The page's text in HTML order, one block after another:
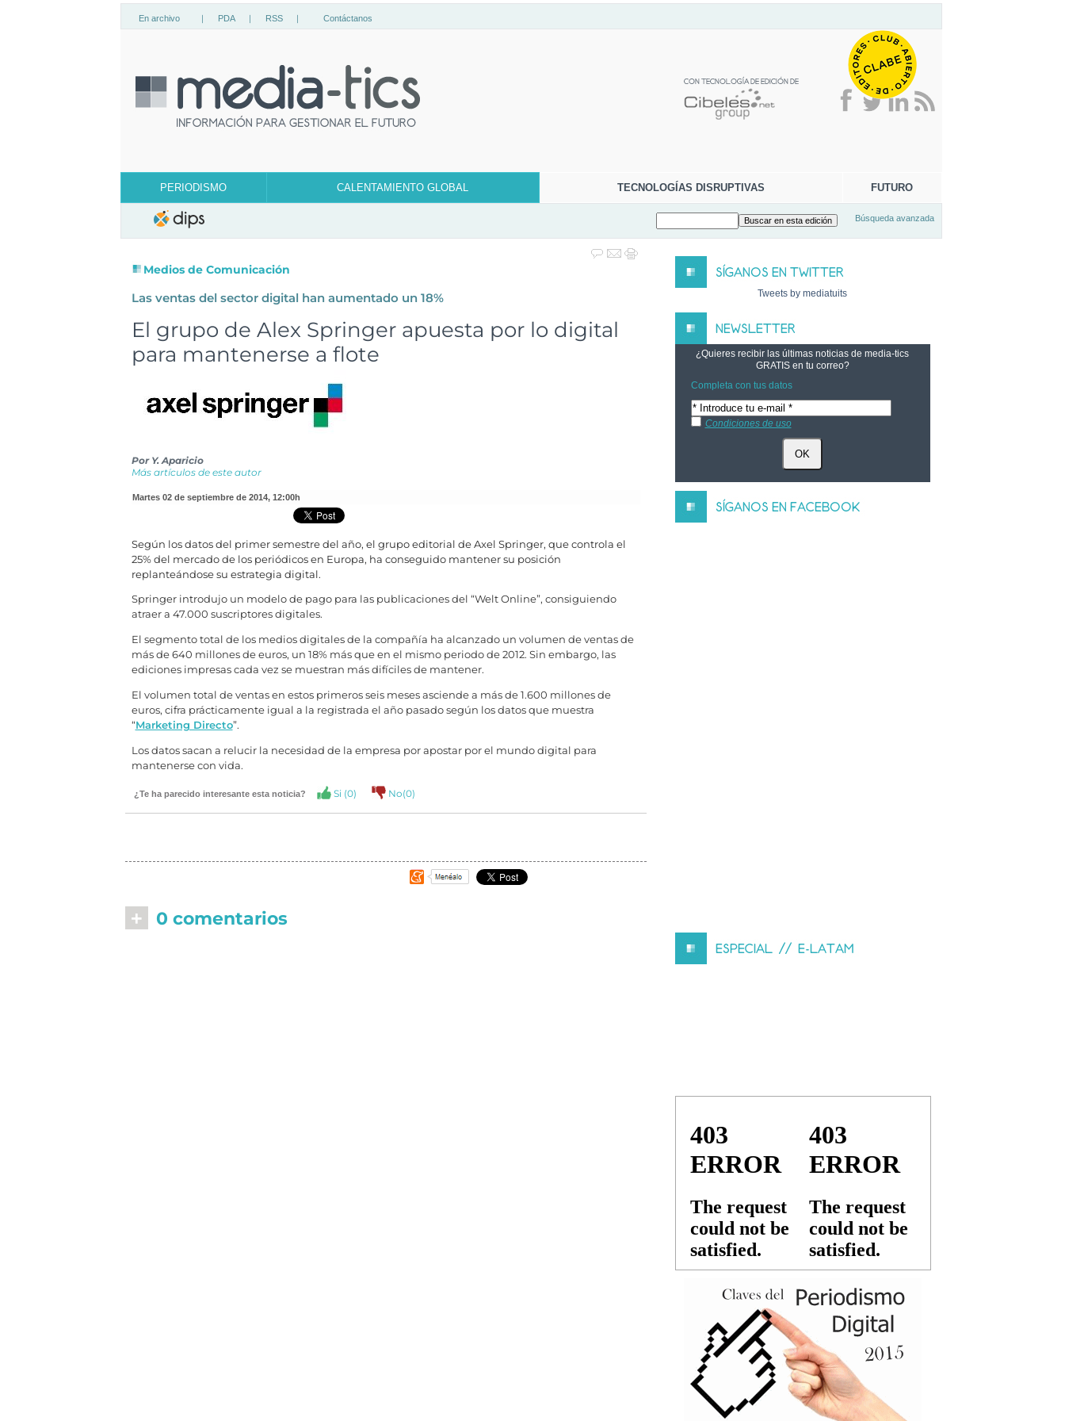
En archivo | PDA | RSS | Contáctanos
PERIODISMO CALENTAMIENTO GLOBAL TECNOLOGÍAS DISRUPTIVAS FUTURO
Búsqueda avanzada
Medios de Comunicación
Las ventas del sector digital han aumentado un 18%
El grupo de Alex Springer apuesta por lo digital
para mantenerse a flote
Por Y. Aparicio
Más artículos de este autor
martes 02 de septiembre de 2014, 12:00h
Según los datos del primer semestre del año, el grupo editorial de Axel Springer, que controla el
25% del mercado de los periódicos en Europa, ha conseguido mantener su posición
replanteándose su estrategia digital.
Springer introdujo un modelo de pago para las publicaciones del “Welt Online”, consiguiendo
atraer a 47.000 suscriptores digitales.
El segmento total de los medios digitales de la compañía ha alcanzado un volumen de ventas de
más de 640 millones de euros, un 18% más que en el mismo periodo de 2012. Sin embargo, las
ediciones impresas cada vez se muestran más difíciles de mantener.
El volumen total de ventas en estos primeros seis meses asciende a más de 1.600 millones de
euros, cifra prácticamente igual a la registrada el año pasado según los datos que muestra
“Marketing Directo”.
Los datos sacan a relucir la necesidad de la empresa por apostar por el mundo digital para
mantenerse con vida.
¿Te ha parecido interesante esta noticia? Si (0) No(0)
+ 0 comentarios
Tweets by mediatuits
¿Quieres recibir las últimas noticias de media-tics
GRATISen tu correo?
Completa con tus datos
Condiciones de uso